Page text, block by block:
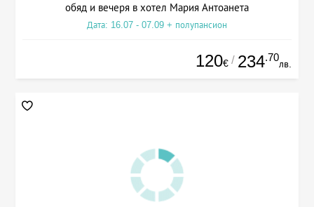
обяд и вечеря в хотел Мария Антоанета
Дата: 16.07 - 07.09 + полупансион
120€ / 234.70
лв.